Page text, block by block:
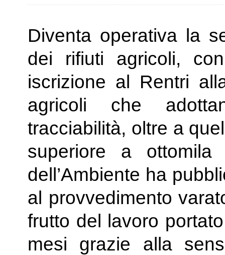
Diventa operativa la
dei rifiuti agricoli, con
iscrizione al Rentri
agricoli che
tracciabilità, oltre a
superiore a ottomila
dell’Ambiente ha
al provvedimento
frutto del lavoro
mesi grazie alla